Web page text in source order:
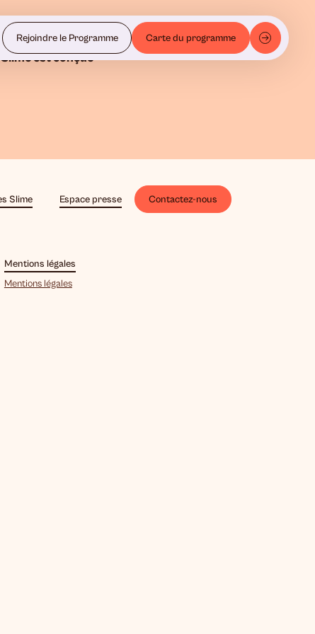
Rejoindre le Programme Carte du programme
est conçue
Slime Espace presse Contactez-nous
Mentions légales
Mentions légales